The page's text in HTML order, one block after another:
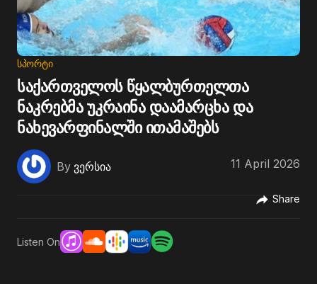
ᲡᲞᲝᲠᲢᲘ
საქართველოს წყალბურთელთა
ნაკრებმა უკრაინა დაამარცხა და
ნახევარფინალში ითამაშებს
By ვერსია 11 April 2026
Share
Listen On